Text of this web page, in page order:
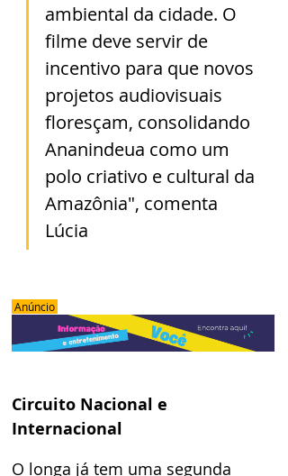
ambiental da cidade. O
filme deve servir de
incentivo para que novos
projetos audiovisuais
floresçam, consolidando
Ananindeua como um
polo criativo e cultural da
Amazônia", comenta
Lúcia
Anúncio
Circuito Nacional e
Internacional
O longa já tem uma segunda